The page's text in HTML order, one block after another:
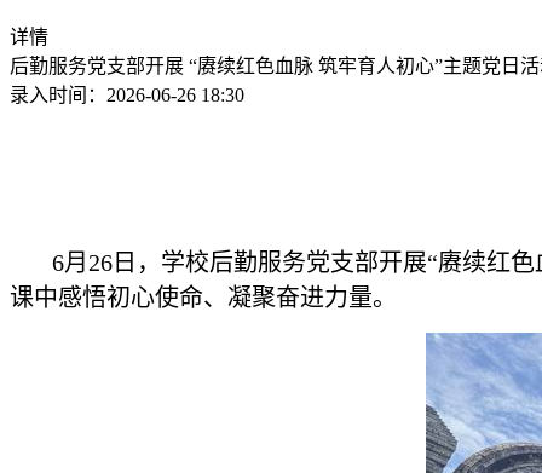
详情
后勤服务党支部开展 “赓续红色血脉 筑牢育人初心”主题党日
录入时间：2026-06-26 18:30
6月26日，学校后勤服务党支部开展“赓续红色
课中感悟初心使命、凝聚奋进力量。